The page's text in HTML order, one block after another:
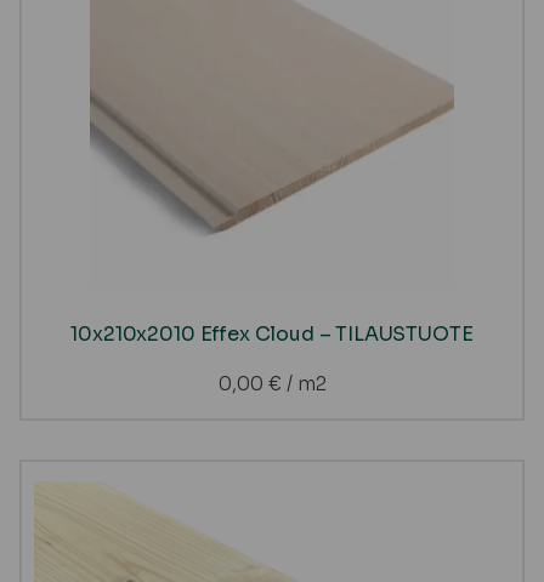
10x210x2010 Effex Cloud – TILAUSTUOTE
0,00 € / m2